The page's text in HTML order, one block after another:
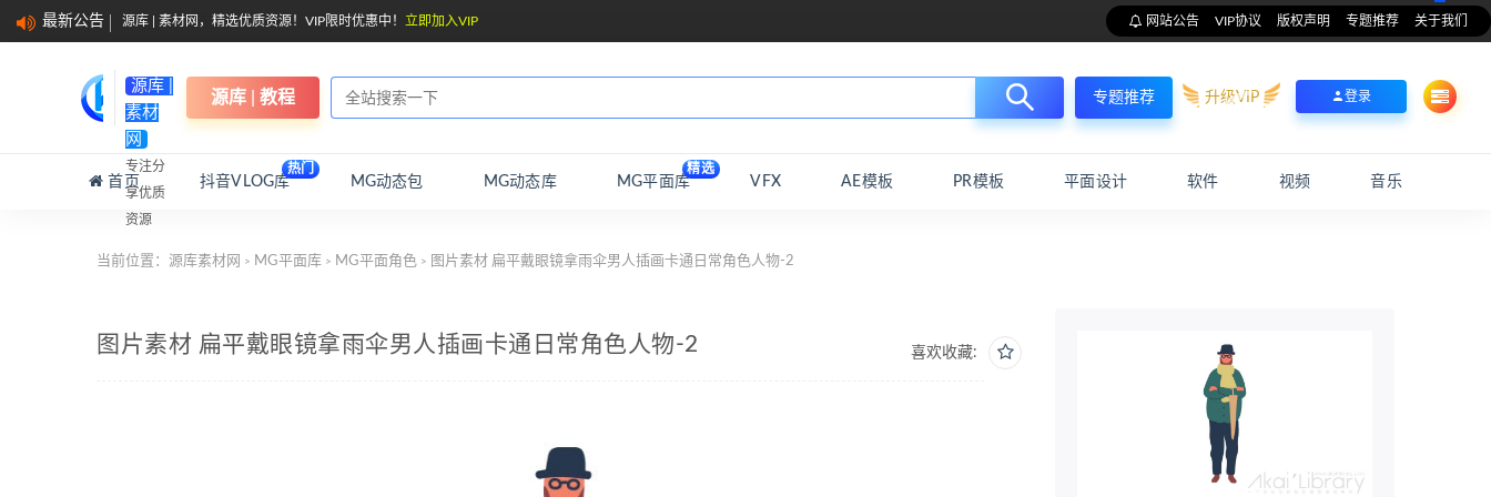
最新公告 源库 | 素材网，精选优质资源！VIP限时优惠中！ 立即加入VIP 网站公告 VIP协议 版权声明 专题推荐 关于我们
源库 |
素材
网
专注分
享优质
资源
源库 | 教程 专题推荐 升级VIP 登录
首页 抖音VLOG库
热门
MG动态包 MG动态库 MG平面库
精选
VFX AE模板 PR模板 平面设计 软件 视频 音乐
当前位置： 源库素材网 > MG平面库 > MG平面角色 > 图片素材 扁平戴眼镜拿雨伞男人插画卡通日常角色人物-2
喜欢收藏:
图片素材 扁平戴眼镜拿雨伞男人插画卡通日常角色人物-2